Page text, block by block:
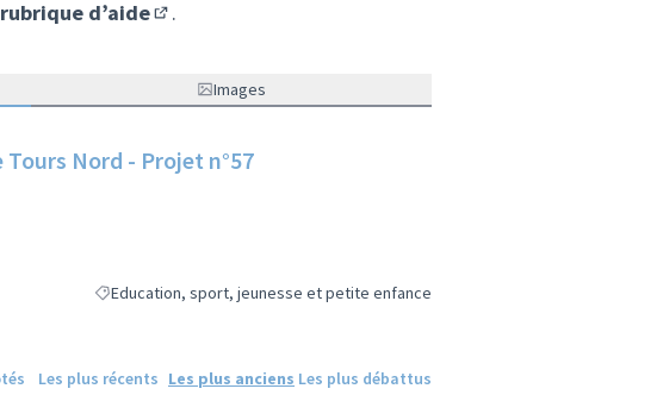
rubrique d’aide .
Images
Nord - Projet n°57
Filtrer les résultats de la catégorie : Education, sport, jeunesse et petite enfance
Education, sport, jeunesse et petite enfance
Les plus récents Les plus anciens Les plus débattus